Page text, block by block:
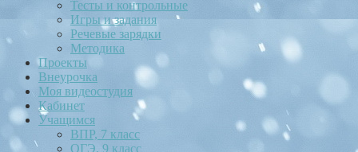
Тесты и контрольные
Игры и задания
Речевые зарядки
Методика
Проекты
Внеурочка
Моя видеостудия
Кабинет
Учащимся
ВПР, 7 класс
ОГЭ, 9 класс